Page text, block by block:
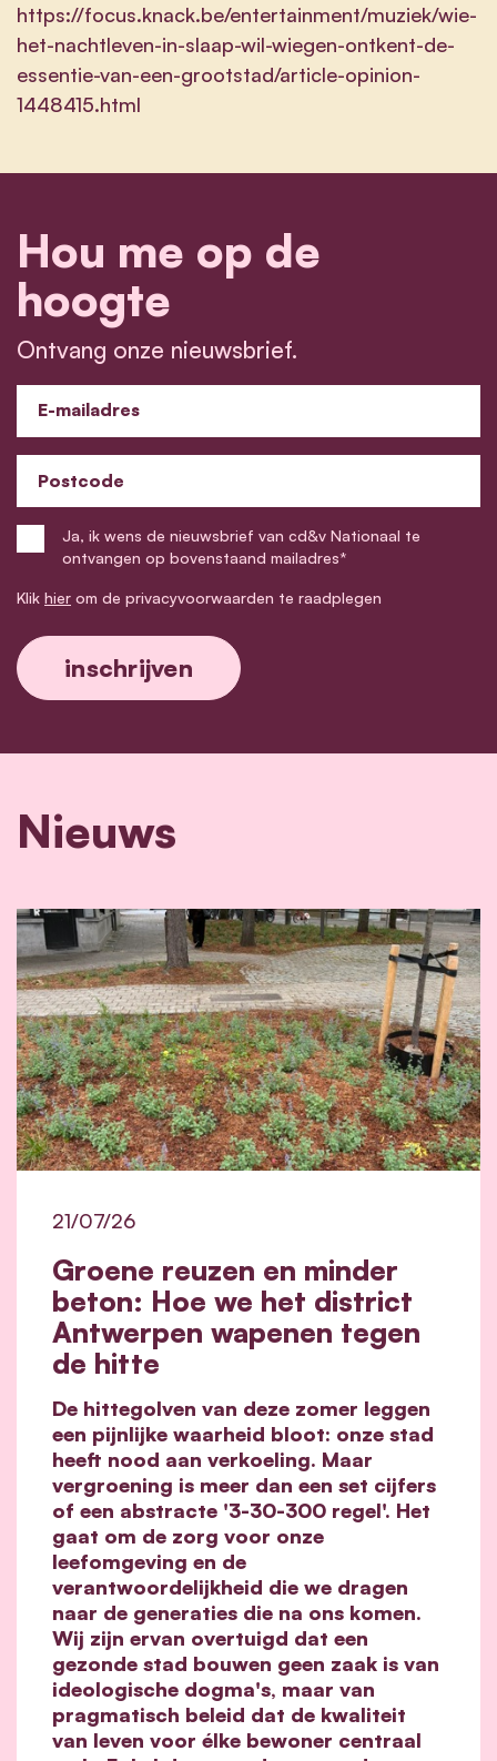
https://focus.knack.be/entertainment/muziek/wie-
het-nachtleven-in-slaap-wil-wiegen-ontkent-de-
essentie-van-een-grootstad/article-opinion-
1448415.html
Hou me op de
hoogte
Ontvang onze nieuwsbrief.
E-mailadres
Postcode
Ja, ik wens de nieuwsbrief van cd&v Nationaal te
ontvangen op bovenstaand mailadres*
Klik hier om de privacyvoorwaarden te raadplegen
Nieuws
Groene reuzen en minder
beton: Hoe we het district
Antwerpen wapenen tegen
de hitte
21/07/26
De hittegolven van deze zomer leggen
een pijnlijke waarheid bloot: onze stad
heeft nood aan verkoeling. Maar
vergroening is meer dan een set cijfers
of een abstracte '3-30-300 regel'. Het
gaat om de zorg voor onze
leefomgeving en de
verantwoordelijkheid die we dragen
naar de generaties die na ons komen.
Wij zijn ervan overtuigd dat een
gezonde stad bouwen geen zaak is van
ideologische dogma's, maar van
pragmatisch beleid dat de kwaliteit
van leven voor élke bewoner centraal